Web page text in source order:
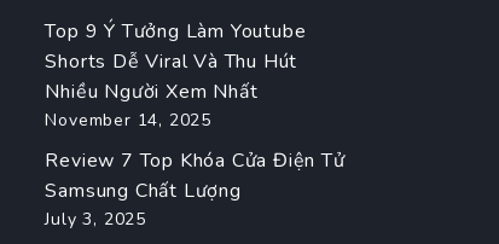
Top 9 Ý Tưởng Làm Youtube
Shorts Dễ Viral Và Thu Hút
Nhiều Người Xem Nhất
November 14, 2025
Review 7 Top Khóa Cửa Điện Tử
Samsung Chất Lượng
July 3, 2025